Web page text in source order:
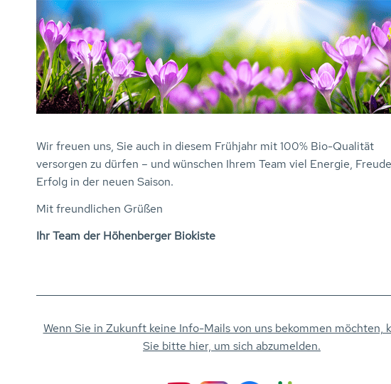
Wir freuen uns, Sie auch in diesem Frühjahr mit 100% Bio-Qualität
versorgen zu dürfen – und wünschen Ihrem Team viel Energie,
Erfolg in der neuen Saison.
Mit freundlichen Grüßen
Ihr Team der Höhenberger Biokiste
Wenn Sie in Zukunft keine Info-Mails von uns bekommen möchten,
Sie bitte hier, um sich abzumelden.